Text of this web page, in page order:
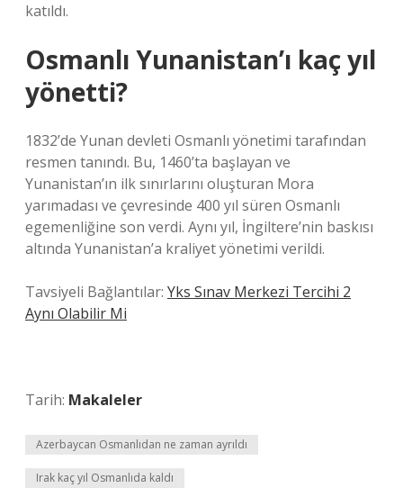
katıldı.
Osmanlı Yunanistan’ı kaç yıl
yönetti?
1832’de Yunan devleti Osmanlı yönetimi tarafından
resmen tanındı. Bu, 1460’ta başlayan ve
Yunanistan’ın ilk sınırlarını oluşturan Mora
yarımadası ve çevresinde 400 yıl süren Osmanlı
egemenliğine son verdi. Aynı yıl, İngiltere’nin baskısı
altında Yunanistan’a kraliyet yönetimi verildi.
Tavsiyeli Bağlantılar: Yks Sınav Merkezi Tercihi 2
Aynı Olabilir Mi
Tarih: Makaleler
Azerbaycan Osmanlıdan ne zaman ayrıldı
Irak kaç yıl Osmanlıda kaldı